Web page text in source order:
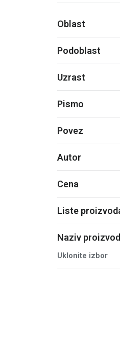
Oblast
Podoblast
Uzrast
Pismo
Povez
Autor
Cena
Liste
Naziv
Uklonite izbor